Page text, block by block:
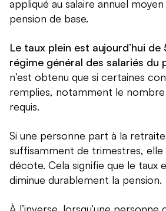
appliqué au salaire annuel
pension de base.
Le taux plein est aujourd’hui
régime général des salariés du
n’est obtenu que si certaines
remplies, notamment le
requis.
Si une personne part à la
suffisamment de trimestres, elle
décote. Cela signifie que le taux
diminue durablement la pension.